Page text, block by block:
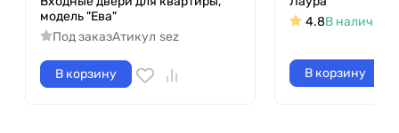
модель "Ева"
Под заказАтикул sez
В корзину
4.8В наличии
В корзину